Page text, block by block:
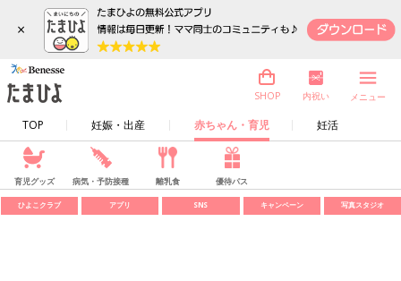
×
TOP 妊娠・出産 赤ちゃん・育児 妊活
SHOP 内祝い メニュー
育児グッズ 病気・予防接種 離乳食 優待パス
ひよこクラブ アプリ SNS キャンペーン 写真スタジオ